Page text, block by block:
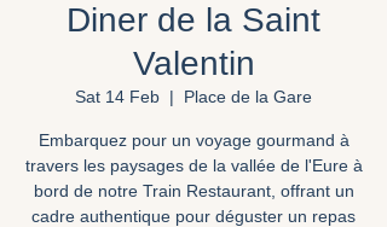
Diner de la Saint
Valentin
Sat 14 Feb
  |
Place de la Gare
Embarquez pour un voyage gourmand à
travers les paysages de la vallée de l'Eure à
bord de notre Train Restaurant, offrant un
cadre authentique pour déguster un repas